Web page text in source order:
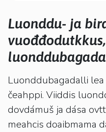
pyyhkäisyliikkeitä.
Luonddu- ja
vuođđodutkkus,
Luonddubagadalli
čeahppi. Viiddis
dovdámuš ja dása
meahcis doaibmama